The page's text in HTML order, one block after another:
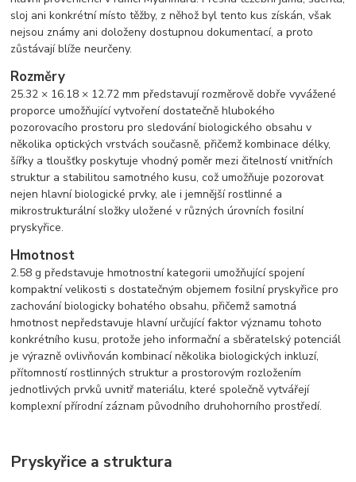
sloj ani konkrétní místo těžby, z něhož byl tento kus získán, však
nejsou známy ani doloženy dostupnou dokumentací, a proto
zůstávají blíže neurčeny.
Rozměry
25.32 × 16.18 × 12.72 mm představují rozměrově dobře vyvážené
proporce umožňující vytvoření dostatečně hlubokého
pozorovacího prostoru pro sledování biologického obsahu v
několika optických vrstvách současně, přičemž kombinace délky,
šířky a tloušťky poskytuje vhodný poměr mezi čitelností vnitřních
struktur a stabilitou samotného kusu, což umožňuje pozorovat
nejen hlavní biologické prvky, ale i jemnější rostlinné a
mikrostrukturální složky uložené v různých úrovních fosilní
pryskyřice.
Hmotnost
2.58 g představuje hmotnostní kategorii umožňující spojení
kompaktní velikosti s dostatečným objemem fosilní pryskyřice pro
zachování biologicky bohatého obsahu, přičemž samotná
hmotnost nepředstavuje hlavní určující faktor významu tohoto
konkrétního kusu, protože jeho informační a sběratelský potenciál
je výrazně ovlivňován kombinací několika biologických inkluzí,
přítomností rostlinných struktur a prostorovým rozložením
jednotlivých prvků uvnitř materiálu, které společně vytvářejí
komplexní přírodní záznam původního druhohorního prostředí.
Pryskyřice a struktura